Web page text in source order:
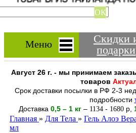
ОК
Меню
Скидки
подарки
Август 26 г. - мы принимаем
товаров
Срок доставки посылки в РФ 2-3
подробности
Доставка 0,5 – 1 кг – 1134 - 1680 р
Главная » Для Тела » Гель Алоэ
мл